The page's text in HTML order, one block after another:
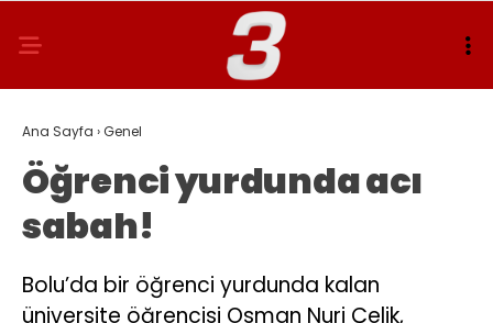
Ana Sayfa ›Genel
Öğrenci yurdunda acı
sabah!
Bolu’da bir öğrenci yurdunda kalan
üniversite öğrencisi Osman Nuri Çelik,